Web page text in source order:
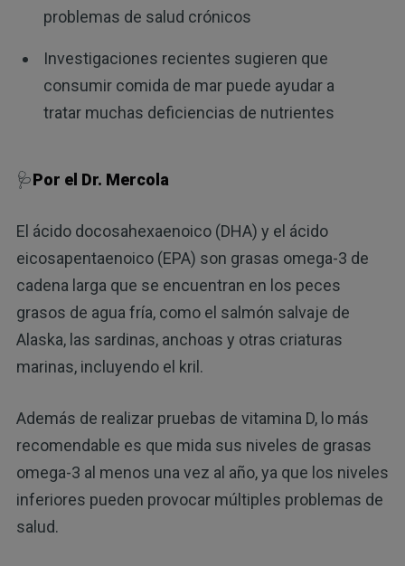
problemas de salud crónicos
Investigaciones recientes sugieren que
consumir comida de mar puede ayudar a
tratar muchas deficiencias de nutrientes
🩺Por el Dr. Mercola
El ácido docosahexaenoico (DHA) y el ácido
eicosapentaenoico (EPA) son grasas omega-3 de
cadena larga que se encuentran en los peces
grasos de agua fría, como el salmón salvaje de
Alaska, las sardinas, anchoas y otras criaturas
marinas, incluyendo el kril.
Además de realizar pruebas de vitamina D, lo más
recomendable es que mida sus niveles de grasas
omega-3 al menos una vez al año, ya que los niveles
inferiores pueden provocar múltiples problemas de
salud.